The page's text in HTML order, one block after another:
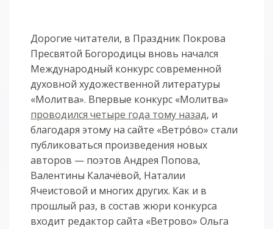
Дорогие читатели, в Праздник Покрова
Пресвятой Богородицы вновь начался
Международный конкурс современной
духовной художественной литературы
«Молитва». Впервые конкурс «Молитва»
проводился четыре года тому назад, и
благодаря этому на сайте «Ветро́во» стали
публиковаться произведения новых
авторов — поэтов Андрея Попова,
Валентины Калачёвой, Наталии
Ячеистовой и многих других. Как и в
прошлый раз, в состав жюри конкурса
входит редактор сайта «Ветрово» Ольга